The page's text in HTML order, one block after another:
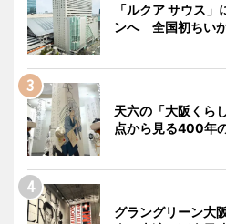
「ルクア サウス
ンへ 全国初ちい
天六の「大阪くら
点から見る400年
グラングリーン大